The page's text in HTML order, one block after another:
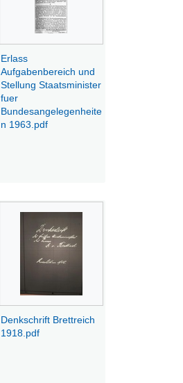
Erlass
Aufgabenbereich und
Stellung Staatsminister
fuer
Bundesangelegenheite
n 1963.pdf
Denkschrift Brettreich
1918.pdf